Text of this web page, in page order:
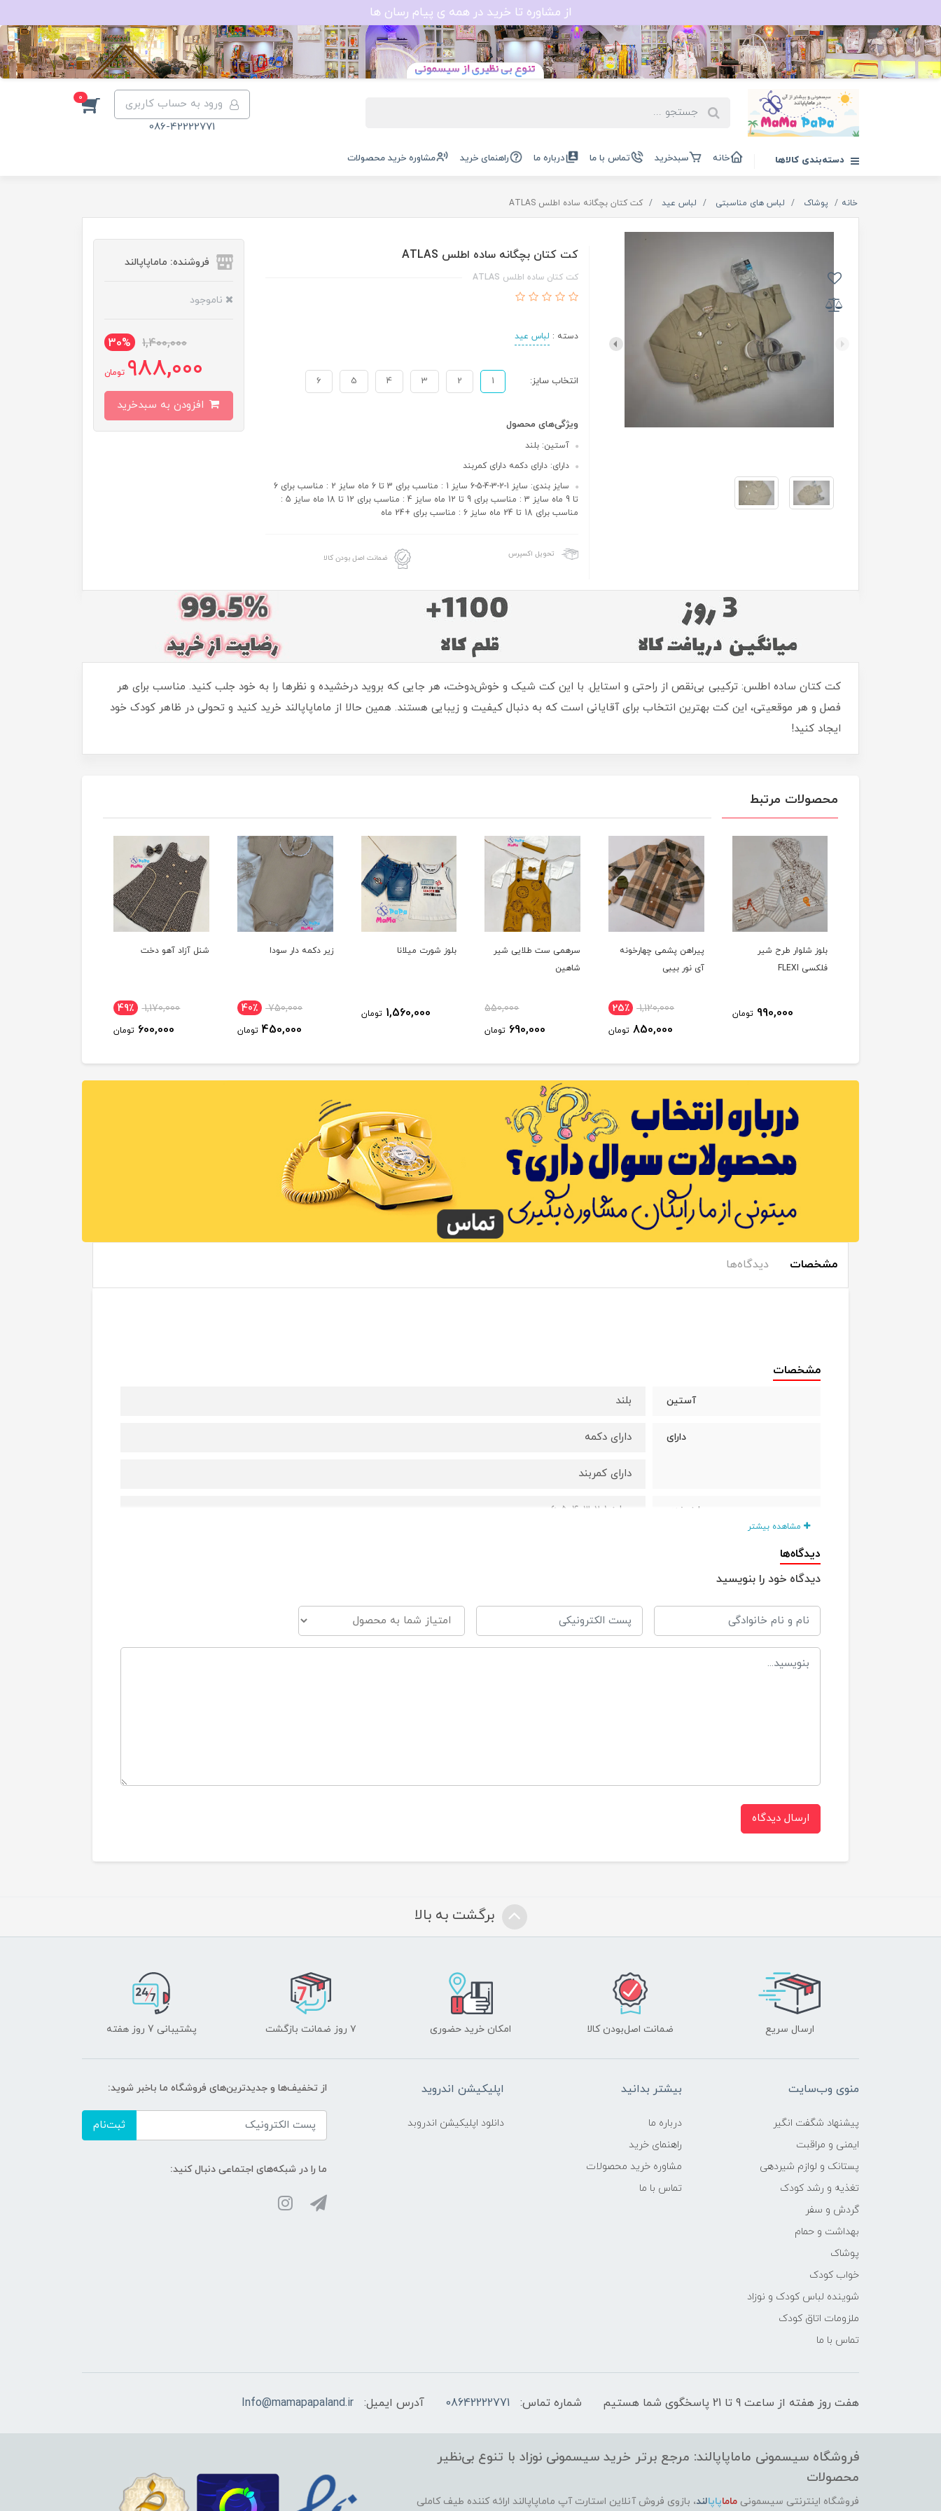
از مشاوره تا خرید در همه ی پیام رسان ها
ورود به حساب کاربری
086-42222771
0
دسته‌بندی کالاها خانه سبدخرید تماس با ما درباره ما راهنمای خرید مشاوره خرید محصولات
خانه پوشاک لباس های مناسبتی لباس عید کت کتان بچگانه ساده اطلس ATLAS
کت کتان بچگانه ساده اطلس ATLAS
کت کتان ساده اطلس ATLAS
دسته : لباس عید
انتخاب سایز: 1
2
3
4
5
6
ویژگی‌های محصول
آستین: بلند
دارای: دارای دکمه دارای کمربند
سایز بندی: سایز 1-2-3-4-5-6 سایز 1 : مناسب برای 3 تا 6 ماه سایز 2 : مناسب برای 6
تا 9 ماه سایز 3 : مناسب برای 9 تا 12 ماه سایز 4 : مناسب برای 12 تا 18 ماه سایز 5 :
مناسب برای 18 تا 24 ماه سایز 6 : مناسب برای +24 ماه
تحویل اکسپرس ضمانت اصل بودن کالا
فروشنده: ماماپاپالند
ناموجود
1,400,000
30%
988,000 تومان
کت کتان ساده اطلس: ترکیبی بی‌نقص از راحتی و استایل. با این کت شیک و خوش‌دوخت، هر جایی که بروید درخشیده و نظرها را به خود جلب کنید. مناسب برای هر
فصل و هر موقعیتی، این کت بهترین انتخاب برای آقایانی است که به دنبال کیفیت و زیبایی هستند. همین حالا از ماماپاپالند خرید کنید و تحولی در ظاهر کودک خود
ایجاد کنید!
محصولات مرتبط
بلوز شلوار طرح شیر
فلکسی FLEXI
990,000 تومان
پیراهن پشمی چهارخونه
آی نور بیبی
1,120,000 25٪
850,000 تومان
سرهمی ست طلایی شیر
شاهین
550,000
690,000 تومان
بلوز شورت میلانا
1,560,000 تومان
زیر دکمه دار سودا
750,000 40٪
450,000 تومان
شنل آزاد آهو دخت
1,170,000 49٪
600,000 تومان
مشخصات دیدگاه‌ها
مشخصات
آستین بلند
دارای دارای دکمه
دارای کمربند
سایز بندی سایز 1-2-3-4-5-6
سایز 3 : مناسب برای 9 تا 12 ماه
مشاهده بیشتر
دیدگاه‌ها
دیدگاه خود را بنویسید
ارسال دیدگاه
برگشت به بالا
ارسال سریع ضمانت اصل‌بودن کالا امکان خرید حضوری ۷ روز ضمانت بازگشت پشتیبانی 7 روز هفته
منوی وب‌سایت
پیشنهاد شگفت انگیر
ایمنی و مراقبت
پستانک و لوازم شیردهی
تغذیه و رشد کودک
گردش و سفر
بهداشت و حمام
پوشاک
خواب کودک
شوینده لباس کودک و نوزاد
ملزومات اتاق کودک
تماس با ما
بیشتر بدانید
درباره ما
راهنمای خرید
مشاوره خرید محصولات
تماس با ما
اپلیکیشن اندروید
دانلود اپلیکیشن اندروبد
از تخفیف‌ها و جدیدترین‌های فروشگاه ما باخبر شوید:
ثبت‌نام
ما را در شبکه‌های اجتماعی دنبال کنید:
هفت روز هفته از ساعت 9 تا 21 پاسخگوی شما هستیم شماره تماس: 08642222771 آدرس ایمیل: Info@mamapapaland.ir
فروشگاه سیسمونی ماماپاپالند: مرجع برتر خرید سیسمونی نوزاد با تنوع بی‌نظیر
محصولات
فروشگاه اینترنتی سیسمونی ماماپاپالند، بازوی فروش آنلاین استارت آپ ماماپاپالند ارائه کننده طیف کاملی